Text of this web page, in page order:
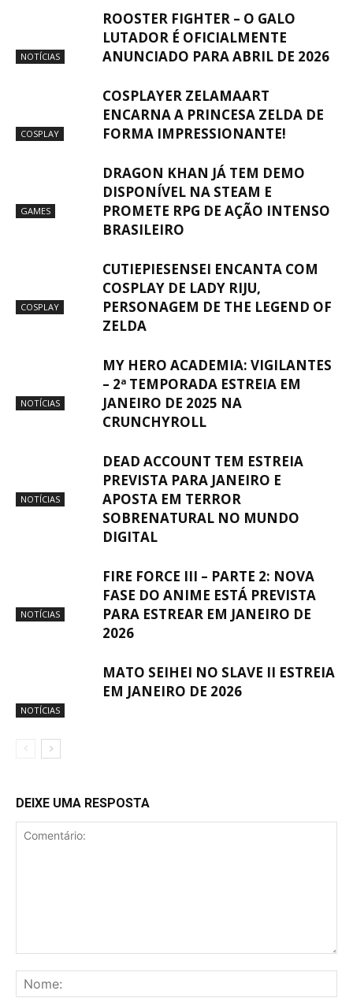
NOTÍCIAS
ROOSTER FIGHTER – O GALO
LUTADOR É OFICIALMENTE
ANUNCIADO PARA ABRIL DE 2026
COSPLAY
COSPLAYER ZELAMAART
ENCARNA A PRINCESA ZELDA DE
FORMA IMPRESSIONANTE!
GAMES
DRAGON KHAN JÁ TEM DEMO
DISPONÍVEL NA STEAM E
PROMETE RPG DE AÇÃO INTENSO
BRASILEIRO
COSPLAY
CUTIEPIESENSEI ENCANTA COM
COSPLAY DE LADY RIJU,
PERSONAGEM DE THE LEGEND OF
ZELDA
NOTÍCIAS
MY HERO ACADEMIA: VIGILANTES
– 2ª TEMPORADA ESTREIA EM
JANEIRO DE 2025 NA
CRUNCHYROLL
NOTÍCIAS
DEAD ACCOUNT TEM ESTREIA
PREVISTA PARA JANEIRO E
APOSTA EM TERROR
SOBRENATURAL NO MUNDO
DIGITAL
NOTÍCIAS
FIRE FORCE III – PARTE 2: NOVA
FASE DO ANIME ESTÁ PREVISTA
PARA ESTREAR EM JANEIRO DE
2026
NOTÍCIAS
MATO SEIHEI NO SLAVE II ESTREIA
EM JANEIRO DE 2026
DEIXE UMA RESPOSTA